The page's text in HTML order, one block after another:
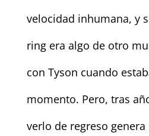
velocidad inhumana, y
ring era algo de otro
con Tyson cuando
momento. Pero, tras
verlo de regreso